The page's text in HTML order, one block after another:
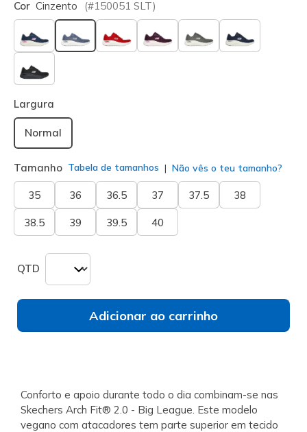
Cor Cinzento (#150051 SLT)
selecionado
Largura
Normal
Tamanho Tabela de tamanhos Não vês o teu tamanho?
35 36 36.5 37 37.5 38
38.5 39 39.5 40
QTD
Adicionar ao carrinho
Conforto e apoio durante todo o dia combinam-se nas
Skechers Arch Fit® 2.0 - Big League. Este modelo
vegano com atacadores tem parte superior em tecido